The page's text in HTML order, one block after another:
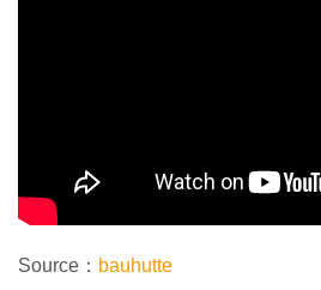
Source： bauhutte